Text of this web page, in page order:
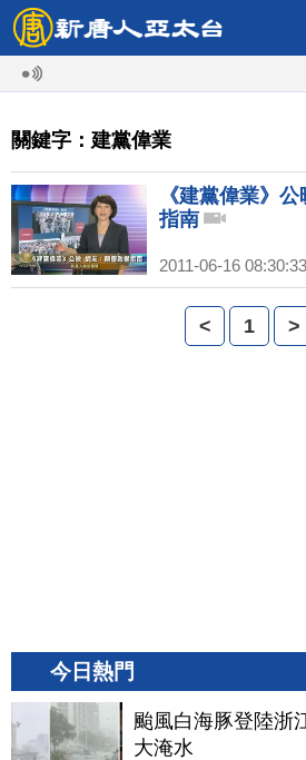
關鍵字：建黨偉業
《建黨偉業》
指南
2011-06-16 08:30:33
< 1 >
今日熱門
颱風白海豚登陸浙
大淹水